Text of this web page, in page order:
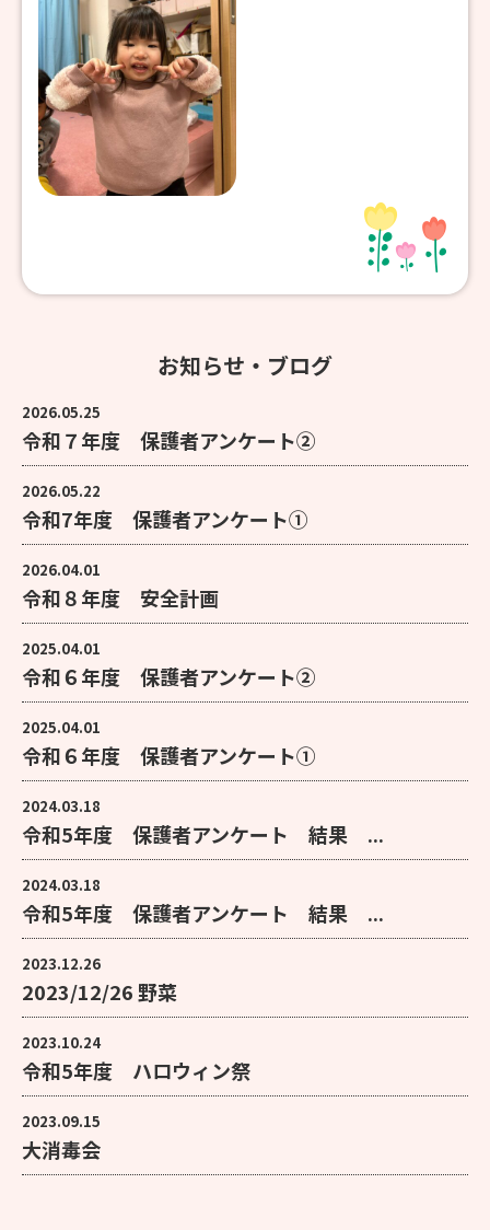
お知らせ・ブログ
2026.05.25
令和７年度 保護者アンケート②
2026.05.22
令和7年度 保護者アンケート①
2026.04.01
令和８年度 安全計画
2025.04.01
令和６年度 保護者アンケート②
2025.04.01
令和６年度 保護者アンケート①
2024.03.18
令和5年度 保護者アンケート 結果 ...
2024.03.18
令和5年度 保護者アンケート 結果 ...
2023.12.26
2023/12/26 野菜
2023.10.24
令和5年度 ハロウィン祭
2023.09.15
大消毒会